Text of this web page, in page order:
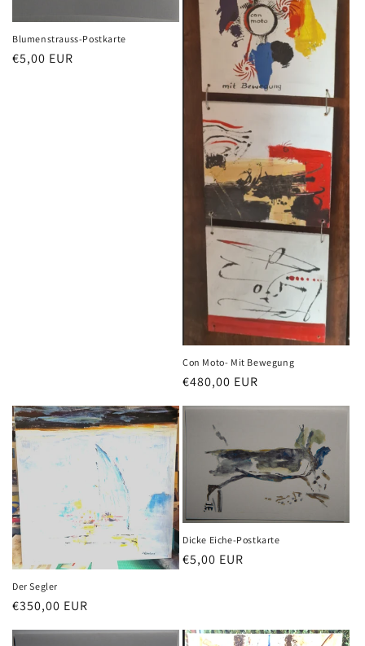
Blumenstrauss-Postkarte
Normaler
€5,00 EUR
Con Moto- Mit Bewegung
Normaler
€480,00 EUR
Der Segler
Normaler
€350,00 EUR
Dicke Eiche-Postkarte
Normaler
€5,00 EUR